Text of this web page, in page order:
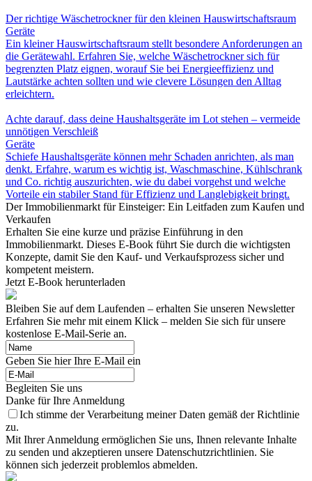
Der richtige Wäschetrockner für den kleinen Hauswirtschaftsraum
Geräte
Ein kleiner Hauswirtschaftsraum stellt besondere Anforderungen an
die Gerätewahl. Erfahren Sie, welche Wäschetrockner sich für
begrenzten Platz eignen, worauf Sie bei Energieeffizienz und
Lautstärke achten sollten und wie clevere Lösungen den Alltag
erleichtern.
Achte darauf, dass deine Haushaltsgeräte im Lot stehen – vermeide
unnötigen Verschleiß
Geräte
Schiefe Haushaltsgeräte können mehr Schaden anrichten, als man
denkt. Erfahre, warum es wichtig ist, Waschmaschine, Kühlschrank
und Co. richtig auszurichten, wie du dabei vorgehst und welche
Vorteile ein stabiler Stand für Effizienz und Langlebigkeit bringt.
Der Immobilienmarkt für Einsteiger: Ein Leitfaden zum Kaufen und
Verkaufen
Erhalten Sie eine kurze und präzise Einführung in den
Immobilienmarkt. Dieses E-Book führt Sie durch die wichtigsten
Konzepte, damit Sie den Kauf- und Verkaufsprozess sicher und
kompetent meistern.
Jetzt E-Book herunterladen
Bleiben Sie auf dem Laufenden – erhalten Sie unseren Newsletter
Erfahren Sie mehr mit einem Klick – melden Sie sich für unsere
kostenlose E-Mail-Serie an.
Geben Sie hier Ihre E-Mail ein
Begleiten Sie uns
Danke für Ihre Anmeldung
Ich stimme der Verarbeitung meiner Daten gemäß der Richtlinie
zu.
Mit Ihrer Anmeldung ermöglichen Sie uns, Ihnen relevante Inhalte
zu senden und akzeptieren unsere Datenschutzrichtlinien. Sie
können sich jederzeit problemlos abmelden.